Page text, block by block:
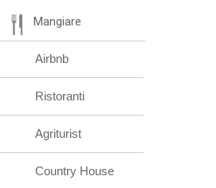
Mangiare
Airbnb
Ristoranti
Agriturist
Country House